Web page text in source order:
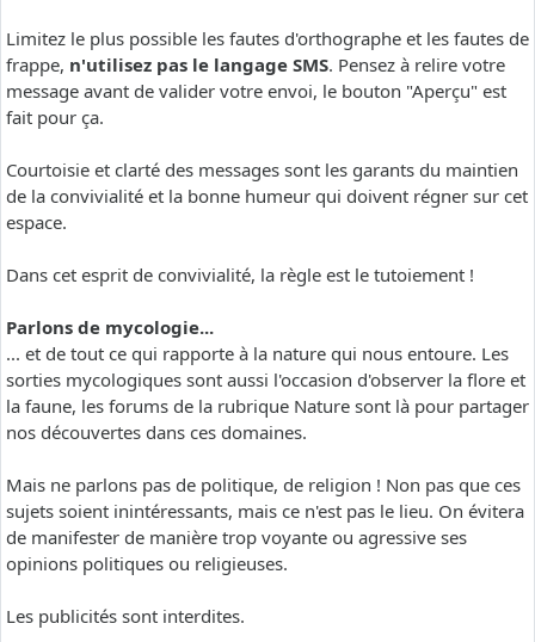
Limitez le plus possible les fautes d'orthographe et les fautes de
frappe, n'utilisez pas le langage SMS. Pensez à relire votre
message avant de valider votre envoi, le bouton "Aperçu" est
fait pour ça.
Courtoisie et clarté des messages sont les garants du maintien
de la convivialité et la bonne humeur qui doivent régner sur cet
espace.
Dans cet esprit de convivialité, la règle est le tutoiement !
Parlons de mycologie...
... et de tout ce qui rapporte à la nature qui nous entoure. Les
sorties mycologiques sont aussi l'occasion d'observer la flore et
la faune, les forums de la rubrique Nature sont là pour partager
nos découvertes dans ces domaines.
Mais ne parlons pas de politique, de religion ! Non pas que ces
sujets soient inintéressants, mais ce n'est pas le lieu. On évitera
de manifester de manière trop voyante ou agressive ses
opinions politiques ou religieuses.
Les publicités sont interdites.